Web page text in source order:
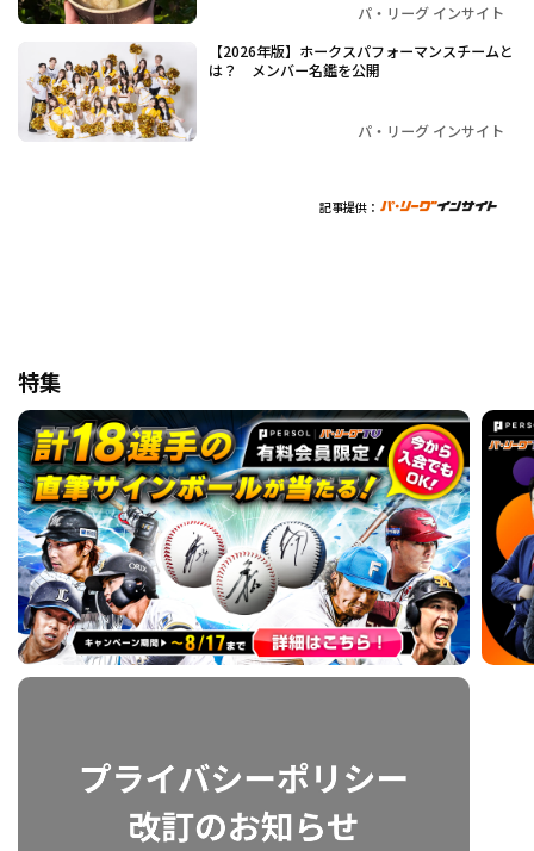
パ・リーグ インサイト
【2026年版】ホークスパフォーマンスチームと
は？ メンバー名鑑を公開
パ・リーグ インサイト
記事提供：
特集